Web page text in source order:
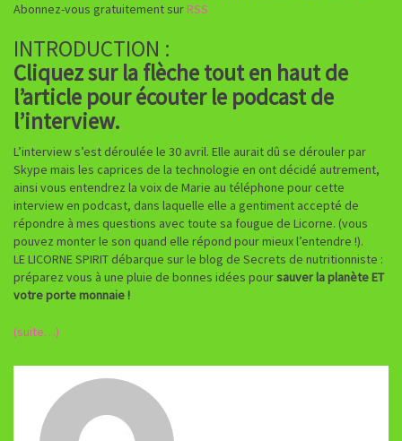
Abonnez-vous gratuitement surRSS
INTRODUCTION :
Cliquez sur la flèche tout en haut de
l’article pour écouter le podcast de
l’interview.
L’interview s’est déroulée le 30 avril. Elle aurait dû se dérouler par
Skype mais les caprices de la technologie en ont décidé autrement,
ainsi vous entendrez la voix de Marie au téléphone pour cette
interview en podcast, dans laquelle elle a gentiment accepté de
répondre à mes questions avec toute sa fougue de Licorne. (vous
pouvez monter le son quand elle répond pour mieux l’entendre !).
LE LICORNE SPIRIT débarque sur le blog de Secrets de nutritionniste :
préparez vous à une pluie de bonnes idées poursauver la planète ET
votre porte monnaie !
(suite…)